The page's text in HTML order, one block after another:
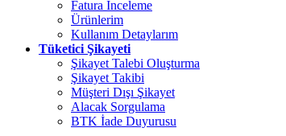
Fatura İnceleme
Ürünlerim
Kullanım Detaylarım
Tüketici Şikayeti
Şikayet Talebi Oluşturma
Şikayet Takibi
Müşteri Dışı Şikayet
Alacak Sorgulama
BTK İade Duyurusu